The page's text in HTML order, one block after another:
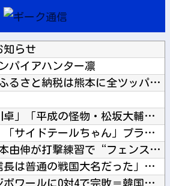
知らせ
パイアハンター凛
【艦これ＆一般】 ふるさと納税は熊本に全ツッパするでち！
「昭和の怪物・江川卓」「平成の怪物・松坂大輔」「令和の怪物・...
【創彩少女庭園 】 「サイドテールちゃん」プラモデル【本日1...
【海外の反応】 山本由伸が打撃練習で“フェンス越え”を披露「...
最近の学説「織田信長は普通の戦国大名だった」←ｗｗｗｗｗｗ
韓国代表、コートジボワールに0対4で完敗＝韓国の反応